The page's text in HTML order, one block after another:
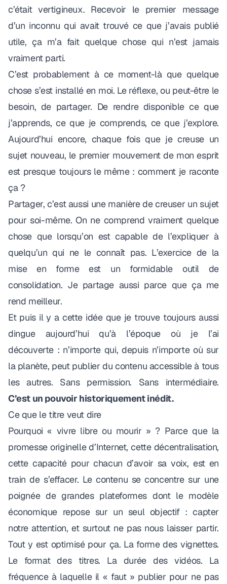
c’était vertigineux. Recevoir le premier message
d’un inconnu qui avait trouvé ce que j’avais publié
utile, ça m’a fait quelque chose qui n’est jamais
vraiment parti.
C’est probablement à ce moment-là que quelque
chose s’est installé en moi. Le réflexe, ou peut-être le
besoin, de partager. De rendre disponible ce que
j’apprends, ce que je comprends, ce que j’explore.
Aujourd’hui encore, chaque fois que je creuse un
sujet nouveau, le premier mouvement de mon esprit
est presque toujours le même : comment je raconte
ça ?
Partager, c’est aussi une manière de creuser un sujet
pour soi-même. On ne comprend vraiment quelque
chose que lorsqu’on est capable de l’expliquer à
quelqu’un qui ne le connaît pas. L’exercice de la
mise en forme est un formidable outil de
consolidation. Je partage aussi parce que ça me
rend meilleur.
Et puis il y a cette idée que je trouve toujours aussi
dingue aujourd’hui qu’à l’époque où je l’ai
découverte : n’importe qui, depuis n’importe où sur
la planète, peut publier du contenu accessible à tous
les autres. Sans permission. Sans intermédiaire.
C’est un pouvoir historiquement inédit.
Ce que le titre veut dire
Pourquoi « vivre libre ou mourir » ? Parce que la
promesse originelle d’Internet, cette décentralisation,
cette capacité pour chacun d’avoir sa voix, est en
train de s’effacer. Le contenu se concentre sur une
poignée de grandes plateformes dont le modèle
économique repose sur un seul objectif : capter
notre attention, et surtout ne pas nous laisser partir.
Tout y est optimisé pour ça. La forme des vignettes.
Le format des titres. La durée des vidéos. La
fréquence à laquelle il « faut » publier pour ne pas